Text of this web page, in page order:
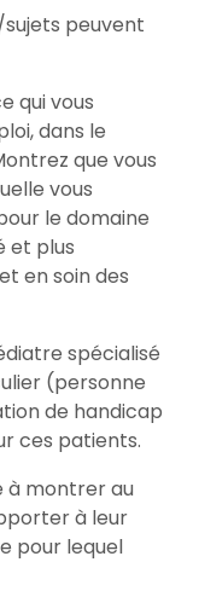
peuvent
qui vous
dans le
que vous
vous
le domaine
et plus
en soin des
spécialisé
(personne
de handicap
ces patients.
à montrer au
à leur
pour lequel